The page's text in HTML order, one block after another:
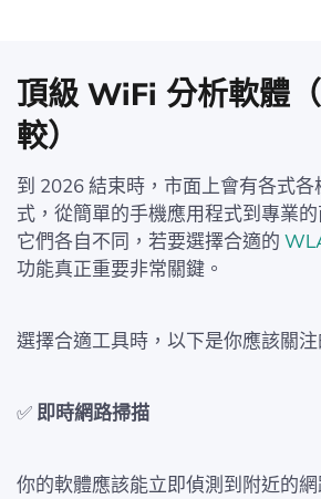
頂級 WiFi 分析軟體
較）
到 2026 結束時，市面上會有各式
式，從簡單的手機應用程式到專業
它們各自不同，若要選擇合適的
功能真正重要非常關鍵。
選擇合適工具時，以下是你應該關注
✅ 即時網路掃描
你的軟體應該能立即偵測到附近的